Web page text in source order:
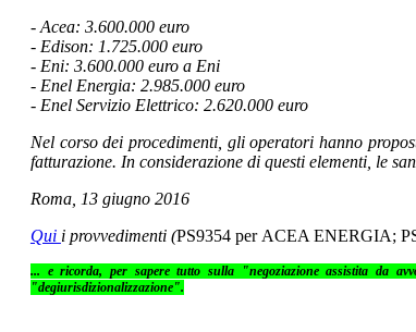
- Acea: 3.600.000 euro
- Edison: 1.725.000 euro
- Eni: 3.600.000 euro a Eni
- Enel Energia: 2.985.000 euro
- Enel Servizio Elettrico: 2.620.000 euro
Nel corso dei procedimenti, gli operatori hanno
fatturazione. In considerazione di questi elementi, le
Roma, 13 giugno 2016
Qui i provvedimenti (PS9354 per ACEA ENERGIA;
... e ricorda, per sapere tutto sulla "negoziazione assistita da
"degiurisdizionalizzazione".